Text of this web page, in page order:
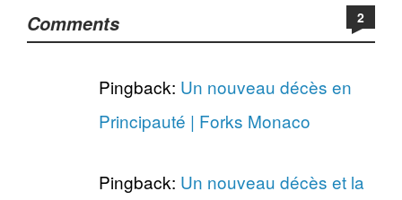
Comments 2
Pingback: Un nouveau décès en
Principauté | Forks Monaco
Pingback: Un nouveau décès et la